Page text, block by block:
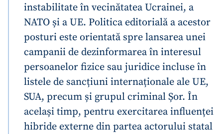
instabilitate în vecinătatea Ucrainei, a
NATO și a UE. Politica editorială a acestor
posturi este orientată spre lansarea unei
campanii de dezinformarea în interesul
persoanelor fizice sau juridice incluse în
listele de sancțiuni internaționale ale UE,
SUA, precum și grupul criminal Șor. În
același timp, pentru exercitarea influenței
hibride externe din partea actorului statal